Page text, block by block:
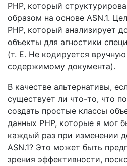
PHP, который
образом на основе ASN.1.
PHP, который анализирует
объекты для агностики
(т. Е. Не кодируется
содержимому документа).
В качестве альтернативы,
существует ли что-то, что
создать простые классы
данных PHP, которые я мог
каждый раз при изменении
ASN.1? Это может быть
зрения эффективности,